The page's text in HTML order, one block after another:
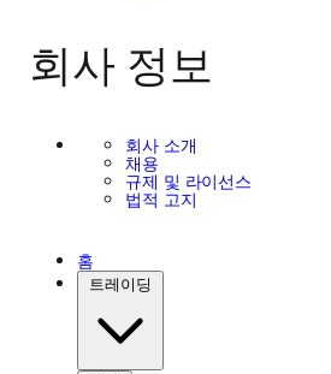
회사 정보
회사 소개
채용
규제 및 라이선스
법적 고지
홈
트레이딩